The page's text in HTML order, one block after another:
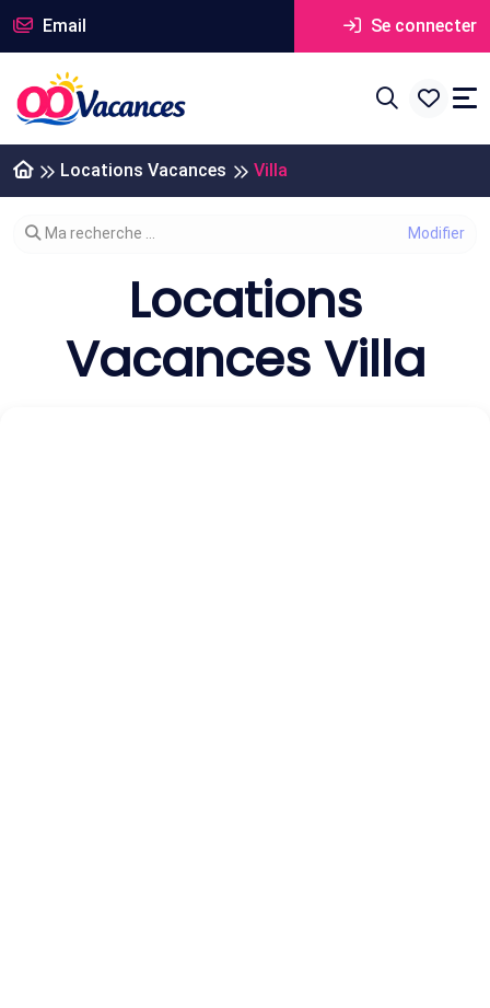
Email Se connecter
Locations Vacances Villa
Modifier votre recherche
Ma recherche ...
Locations
Vacances Villa